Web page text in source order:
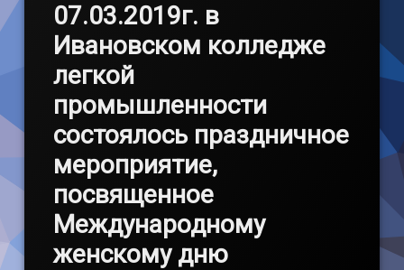
07.03.2019г. в
Ивановском колледже
легкой
промышленности
состоялось праздничное
мероприятие,
посвященное
Международному
женскому дню